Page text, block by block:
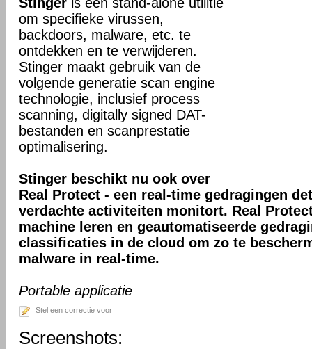
om specifieke virussen,
backdoors, malware, etc. te
ontdekken en te verwijderen.
Stinger maakt gebruik van de
volgende generatie scan engine
technologie, inclusief process
scanning, digitally signed DAT-
bestanden en scanprestatie
optimalisering.
Stinger beschikt nu ook over
Real Protect - een real-time gedragingen
verdachte activiteiten monitort. Real
machine leren en geautomatiseerde
classificaties in de cloud om zo te
malware in real-time.
Portable applicatie
Stel een correctie voor
Screenshots: